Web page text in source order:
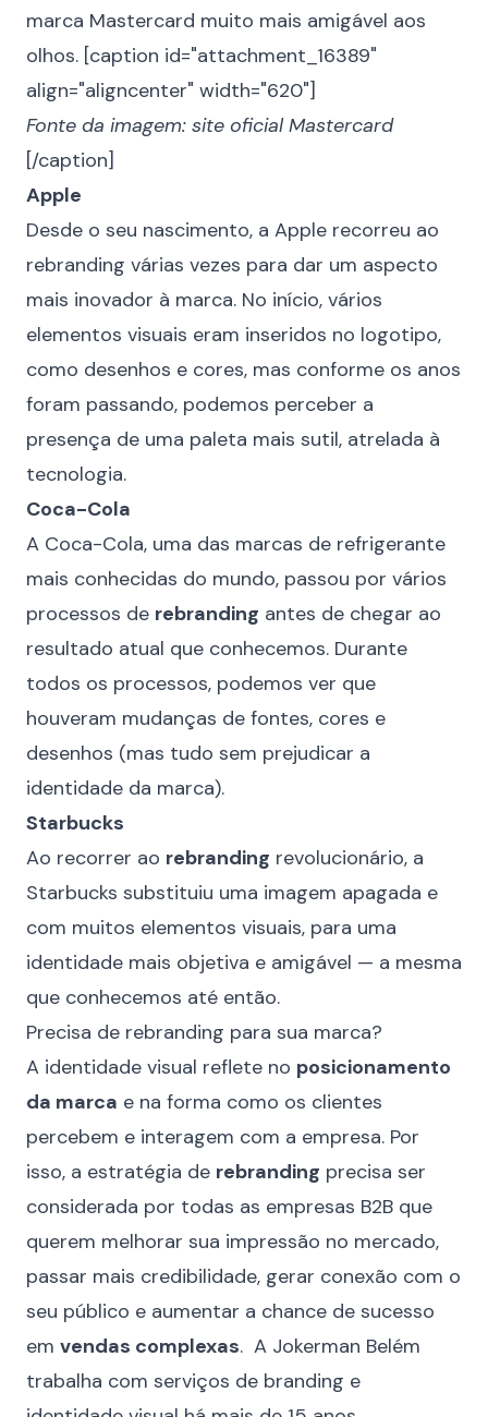
marca Mastercard muito mais amigável aos
olhos. [caption id="attachment_16389"
align="aligncenter" width="620"]
Fonte da imagem: site oficial Mastercard
[/caption]
Apple
Desde o seu nascimento, a Apple recorreu ao
rebranding várias vezes para dar um aspecto
mais inovador à marca. No início, vários
elementos visuais eram inseridos no logotipo,
como desenhos e cores, mas conforme os anos
foram passando, podemos perceber a
presença de uma paleta mais sutil, atrelada à
tecnologia.
Coca-Cola
A Coca-Cola, uma das marcas de refrigerante
mais conhecidas do mundo, passou por vários
processos de rebranding antes de chegar ao
resultado atual que conhecemos. Durante
todos os processos, podemos ver que
houveram mudanças de fontes, cores e
desenhos (mas tudo sem prejudicar a
identidade da marca).
Starbucks
Ao recorrer ao rebranding revolucionário, a
Starbucks substituiu uma imagem apagada e
com muitos elementos visuais, para uma
identidade mais objetiva e amigável — a mesma
que conhecemos até então.
Precisa de rebranding para sua marca?
A identidade visual reflete no posicionamento
da marca e na forma como os clientes
percebem e interagem com a empresa. Por
isso, a estratégia de rebranding precisa ser
considerada por todas as empresas B2B que
querem melhorar sua impressão no mercado,
passar mais credibilidade, gerar conexão com o
seu público e aumentar a chance de sucesso
em vendas complexas. A Jokerman Belém
trabalha com serviços de branding e